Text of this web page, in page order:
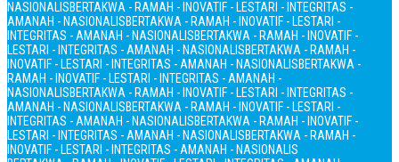
NASIONALISBERTAKWA - RAMAH - INOVATIF - LESTARI - INTEGRITAS -
AMANAH - NASIONALISBERTAKWA - RAMAH - INOVATIF - LESTARI -
INTEGRITAS - AMANAH - NASIONALISBERTAKWA - RAMAH - INOVATIF -
LESTARI - INTEGRITAS - AMANAH - NASIONALISBERTAKWA - RAMAH -
INOVATIF - LESTARI - INTEGRITAS - AMANAH - NASIONALISBERTAKWA -
RAMAH - INOVATIF - LESTARI - INTEGRITAS - AMANAH -
NASIONALISBERTAKWA - RAMAH - INOVATIF - LESTARI - INTEGRITAS -
AMANAH - NASIONALISBERTAKWA - RAMAH - INOVATIF - LESTARI -
INTEGRITAS - AMANAH - NASIONALISBERTAKWA - RAMAH - INOVATIF -
LESTARI - INTEGRITAS - AMANAH - NASIONALISBERTAKWA - RAMAH -
INOVATIF - LESTARI - INTEGRITAS - AMANAH - NASIONALIS